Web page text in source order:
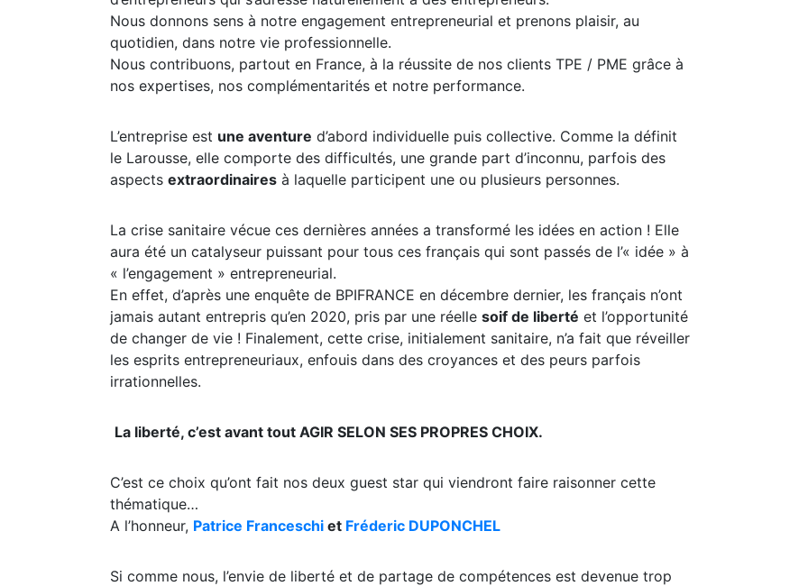
Nous donnons sens à notre engagement entrepreneurial et prenons plaisir, au
quotidien, dans notre vie professionnelle.
Nous contribuons, partout en France, à la réussite de nos clients TPE / PME grâce à
nos expertises, nos complémentarités et notre performance.
L’entreprise est une aventure d’abord individuelle puis collective. Comme la définit
le Larousse, elle comporte des difficultés, une grande part d’inconnu, parfois des
aspects extraordinaires à laquelle participent une ou plusieurs personnes.
La crise sanitaire vécue ces dernières années a transformé les idées en action ! Elle
aura été un catalyseur puissant pour tous ces français qui sont passés de l’« idée » à
« l’engagement » entrepreneurial.
En effet, d’après une enquête de BPIFRANCE en décembre dernier, les français n’ont
jamais autant entrepris qu’en 2020, pris par une réelle soif de liberté et l’opportunité
de changer de vie ! Finalement, cette crise, initialement sanitaire, n’a fait que réveiller
les esprits entrepreneuriaux, enfouis dans des croyances et des peurs parfois
irrationnelles.
La liberté, c’est avant tout AGIR SELON SES PROPRES CHOIX.
C’est ce choix qu’ont fait nos deux guest star qui viendront faire raisonner cette
thématique…
A l’honneur, Patrice Franceschi et Fréderic DUPONCHEL
Si comme nous, l’envie de liberté et de partage de compétences est devenue trop